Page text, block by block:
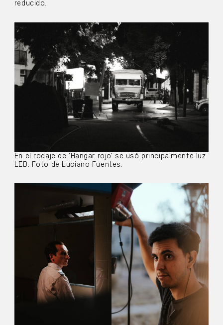
reducido.
En el rodaje de ‘Hangar rojo’ se usó principalmente luz
LED. Foto de Luciano Fuentes.